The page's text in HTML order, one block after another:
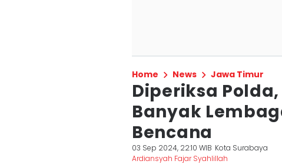
Home News Jawa Timur
Diperiksa
Banyak
Bencana
03 Sep 2024, 22:10 WIB Kota Surabaya
Ardiansyah Fajar Syahlillah